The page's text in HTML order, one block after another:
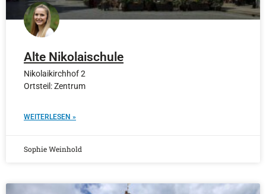
Alte Nikolaischule
Nikolaikirchhof 2
Ortsteil: Zentrum
WEITERLESEN »
Sophie Weinhold